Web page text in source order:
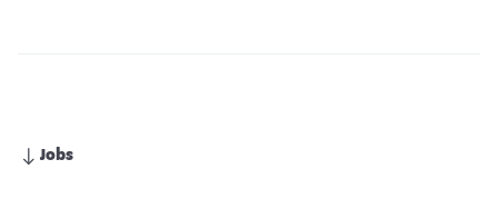
Jobs